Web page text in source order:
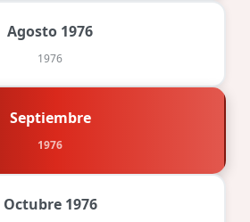
Agosto 1976
1976
Septiembre
1976
Octubre 1976